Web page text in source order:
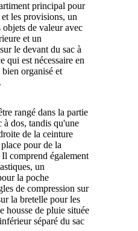
principal pour
les provisions, un
de valeur avec
et un
le devant du sac à
qui est nécessaire en
bien organisé et
rangé dans la partie
à dos, tandis qu'une
de la ceinture
pour de la
comprend également
un
la poche
de compression sur
la bretelle pour les
housse de pluie située
séparé du sac